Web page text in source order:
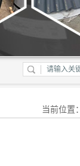
当前位置：